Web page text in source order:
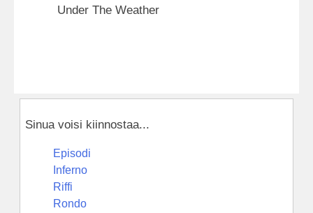
Under The Weather
Sinua voisi kiinnostaa...
Episodi
Inferno
Riffi
Rondo